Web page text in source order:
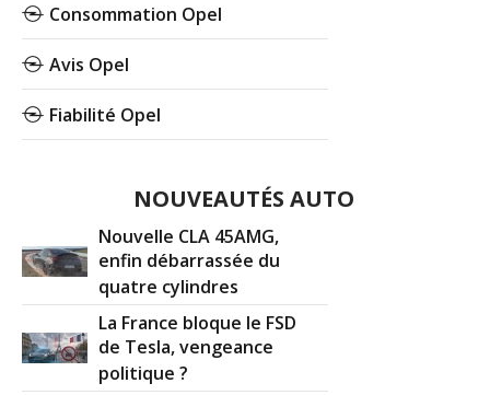
Consommation Opel
Avis Opel
Fiabilité Opel
NOUVEAUTÉS AUTO
Nouvelle CLA 45AMG,
enfin débarrassée du
quatre cylindres
La France bloque le FSD
de Tesla, vengeance
politique ?